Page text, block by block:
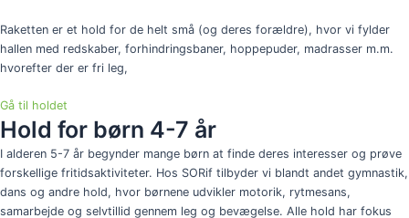
Raketten er et hold for de helt små (og deres forældre), hvor vi fylder
hallen med redskaber, forhindringsbaner, hoppepuder, madrasser m.m.
hvorefter der er fri leg,
Gå til holdet
Hold for børn 4-7 år
I alderen 5-7 år begynder mange børn at finde deres interesser og prøve
forskellige fritidsaktiviteter. Hos SORif tilbyder vi blandt andet gymnastik,
dans og andre hold, hvor børnene udvikler motorik, rytmesans,
samarbejde og selvtillid gennem leg og bevægelse. Alle hold har fokus